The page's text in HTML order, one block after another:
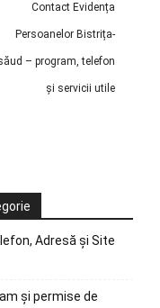
Contact Evidența
Persoanelor Bistrița-
– program, telefon
și servicii utile
Adresă și Site
și permise de